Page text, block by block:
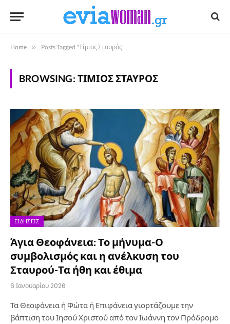
Home » Posts Tagged "Τίμιος Σταυρός"
BROWSING: ΤΊΜΙΟΣ ΣΤΑΥΡΌΣ
ΕΙΔΉΣΕΙΣ
Άγια Θεοφάνεια: Το μήνυμα-Ο
συμβολισμός και η ανέλκυση του
Σταυρού-Τα ήθη και έθιμα
6 Ιανουαρίου 2026
Τα Θεοφάνεια ή Φώτα ή Επιφάνεια γιορτάζουμε την
βάπτιση του Ιησού Χριστού από τον Ιωάννη τον Πρόδρομο